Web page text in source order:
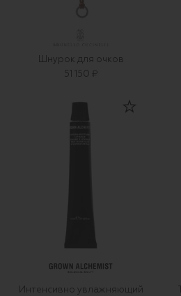
Шнурок для очков
51 150 ₽
Интенсивно увлажняющий